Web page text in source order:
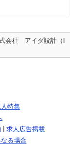
会社 アイダ設計（I
特集
求人広告掲載
る場合